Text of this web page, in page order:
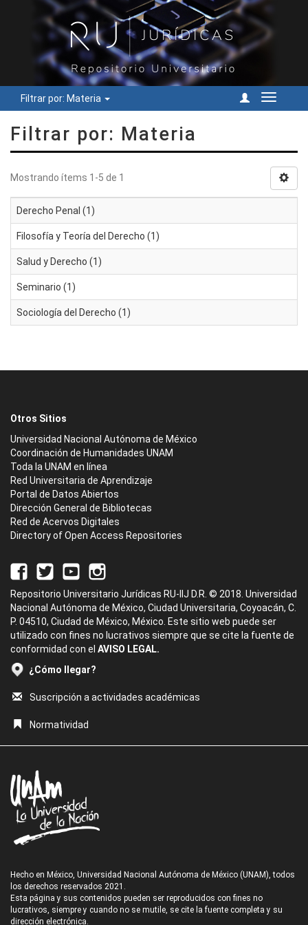
Filtrar por: Materia
Cambiar
Filtrar por: Materia
Mostrando ítems 1-5 de 1
Derecho Penal (1)
Filosofía y Teoría del Derecho (1)
Salud y Derecho (1)
Seminario (1)
Sociología del Derecho (1)
Otros Sitios
Universidad Nacional Autónoma de México
Coordinación de Humanidades UNAM
Toda la UNAM en línea
Red Universitaria de Aprendizaje
Portal de Datos Abiertos
Dirección General de Bibliotecas
Red de Acervos Digitales
Directory of Open Access Repositories
Repositorio Universitario Jurídicas RU-IIJ D.R. © 2018. Universidad
Nacional Autónoma de México, Ciudad Universitaria, Coyoacán, C.
P. 04510, Ciudad de México, México. Este sitio web puede ser
utilizado con fines no lucrativos siempre que se cite la fuente de
conformidad con el AVISO LEGAL.
¿Cómo llegar?
Suscripción a actividades académicas
Normatividad
Hecho en México, Universidad Nacional Autónoma de México (UNAM), todos
los derechos reservados 2021.
Esta página y sus contenidos pueden ser reproducidos con fines no
lucrativos, siempre y cuando no se mutile, se cite la fuente completa y su
dirección electrónica.